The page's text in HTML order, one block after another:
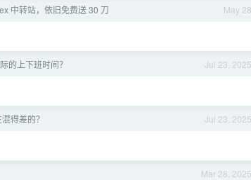
May 28
中转站，依旧免费送 30 刀
Jul 23, 2025
的上下班时间？
Jul 23, 2025
得差的？
Mar 28, 2025